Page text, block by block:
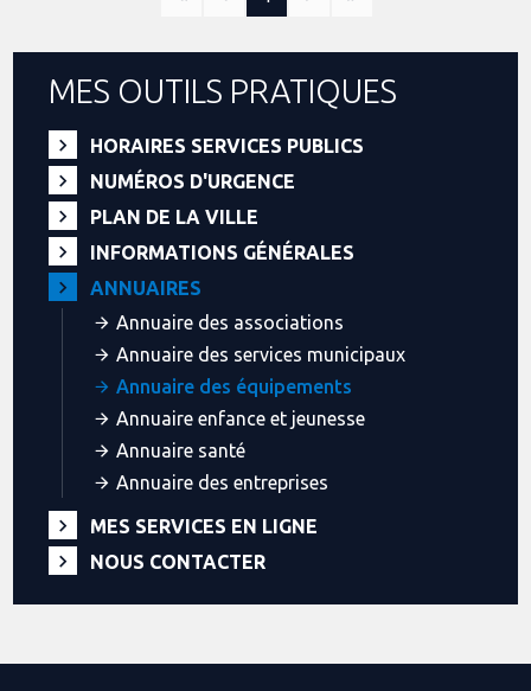
MES OUTILS PRATIQUES
HORAIRES SERVICES PUBLICS
NUMÉROS D'URGENCE
PLAN DE LA VILLE
INFORMATIONS GÉNÉRALES
ANNUAIRES
Annuaire des associations
Annuaire des services municipaux
Annuaire des équipements
Annuaire enfance et jeunesse
Annuaire santé
Annuaire des entreprises
MES SERVICES EN LIGNE
NOUS CONTACTER